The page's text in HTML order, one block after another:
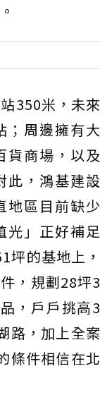
350米，未來
；周邊擁有大
貨商場，以及
此，鴻基建設
地區目前缺少
光」正好補足
坪的基地上，
，規劃28坪3
，戶戶挑高3
路，加上全案
條件相信在北